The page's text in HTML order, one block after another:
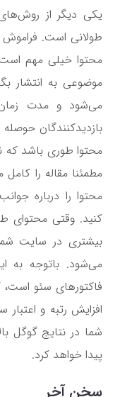
یکی دیگر از
طولانی است. فراموش
محتوا خیلی مهم
موضوعی به انتشار
می‌شود و مدت زمان
بازدیدکنندگان
محتوا طوری باشد که
مطمئنا مقاله را
محتوا را درباره
کنید. وقتی محتوای
بیشتری در سایت
می‌شود. باتوجه به
فاکتورهای سئو
افزایش رتبه و
شما در نتایج گوگل
پیدا خواهد کرد.
سخن آخر